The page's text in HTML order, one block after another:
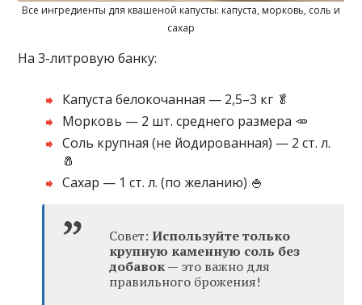
Все ингредиенты для квашеной капусты: капуста, морковь, соль и
сахар
На 3-литровую банку:
Капуста белокочанная — 2,5–3 кг 🥬
Морковь — 2 шт. среднего размера 🥕
Соль крупная (не йодированная) — 2 ст. л.
🧂
Сахар — 1 ст. л. (по желанию) 🍚
Совет:Используйте только
крупную каменную соль без
добавок— это важно для
правильного брожения!